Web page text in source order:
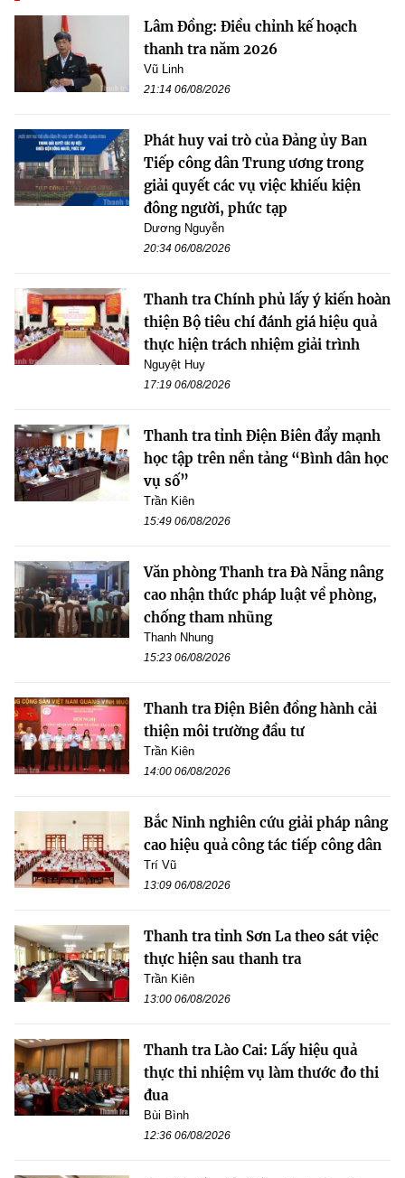
Lâm Đồng: Điều chỉnh kế hoạch
thanh tra năm 2026
Vũ Linh
21:14 06/08/2026
Phát huy vai trò của Đảng ủy Ban
Tiếp công dân Trung ương trong
giải quyết các vụ việc khiếu kiện
đông người, phức tạp
Dương Nguyễn
20:34 06/08/2026
Thanh tra Chính phủ lấy ý kiến hoàn
thiện Bộ tiêu chí đánh giá hiệu quả
thực hiện trách nhiệm giải trình
Nguyệt Huy
17:19 06/08/2026
Thanh tra tỉnh Điện Biên đẩy mạnh
học tập trên nền tảng “Bình dân học
vụ số”
Trần Kiên
15:49 06/08/2026
Văn phòng Thanh tra Đà Nẵng nâng
cao nhận thức pháp luật về phòng,
chống tham nhũng
Thanh Nhung
15:23 06/08/2026
Thanh tra Điện Biên đồng hành cải
thiện môi trường đầu tư
Trần Kiên
14:00 06/08/2026
Bắc Ninh nghiên cứu giải pháp nâng
cao hiệu quả công tác tiếp công dân
Trí Vũ
13:09 06/08/2026
Thanh tra tỉnh Sơn La theo sát việc
thực hiện sau thanh tra
Trần Kiên
13:00 06/08/2026
Thanh tra Lào Cai: Lấy hiệu quả
thực thi nhiệm vụ làm thước đo thi
đua
Bùi Bình
12:36 06/08/2026